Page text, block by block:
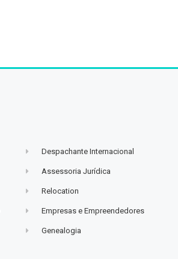
Despachante Internacional
Assessoria Jurídica
Relocation
Empresas e Empreendedores
Genealogia